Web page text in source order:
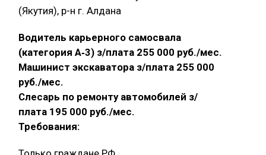
(Якутия), р-н г. Алдана
Водитель карьерного самосвала
(категория А‑3) з/плата 255 000 руб./мес.
Машинист экскаватора з/плата 255 000
руб./мес.
Слесарь по ремонту автомобилей з/
плата 195 000 руб./мес.
Требования: